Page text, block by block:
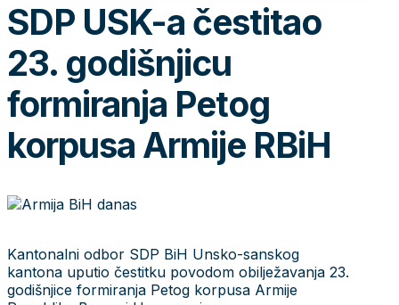
SDP USK-a čestitao
23. godišnjicu
formiranja Petog
korpusa Armije RBiH
Kantonalni odbor SDP BiH Unsko-sanskog
kantona uputio čestitku povodom obilježavanja 23.
godišnjice formiranja Petog korpusa Armije